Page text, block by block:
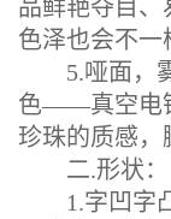
品鲜艳夺目、
色泽也会不一
5.哑面，雾
色——真空电
珍珠的质感，
二.形状：
1.字凹字凸